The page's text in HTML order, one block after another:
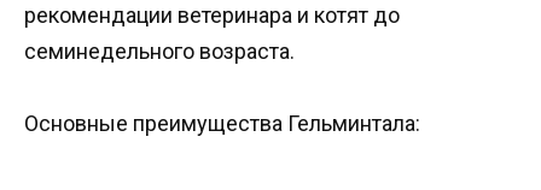
рекомендации ветеринара и котят до
семинедельного возраста.
Основные преимущества Гельминтала: